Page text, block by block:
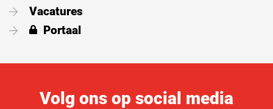
Vacatures
Portaal
Volg ons op social media